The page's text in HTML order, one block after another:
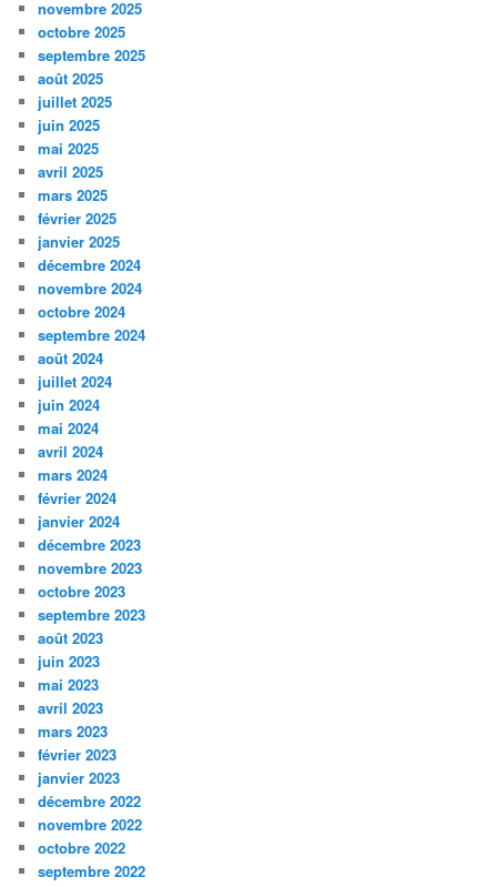
novembre 2025
octobre 2025
septembre 2025
août 2025
juillet 2025
juin 2025
mai 2025
avril 2025
mars 2025
février 2025
janvier 2025
décembre 2024
novembre 2024
octobre 2024
septembre 2024
août 2024
juillet 2024
juin 2024
mai 2024
avril 2024
mars 2024
février 2024
janvier 2024
décembre 2023
novembre 2023
octobre 2023
septembre 2023
août 2023
juin 2023
mai 2023
avril 2023
mars 2023
février 2023
janvier 2023
décembre 2022
novembre 2022
octobre 2022
septembre 2022